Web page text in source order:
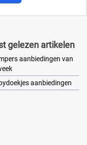
gelezen artikelen
aanbiedingen van
aanbiedingen